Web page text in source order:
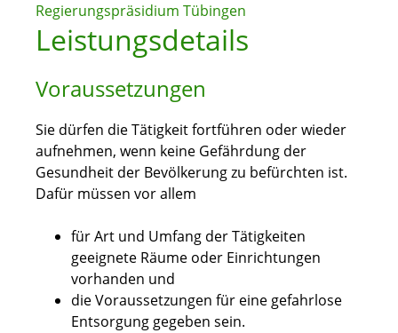
Regierungspräsidium Tübingen
Leistungsdetails
Voraussetzungen
Sie dürfen die Tätigkeit fortführen oder wieder
aufnehmen, wenn keine Gefährdung der
Gesundheit der Bevölkerung zu befürchten ist.
Dafür müssen vor allem
für Art und Umfang der Tätigkeiten
geeignete Räume oder Einrichtungen
vorhanden und
die Voraussetzungen für eine gefahrlose
Entsorgung gegeben sein.